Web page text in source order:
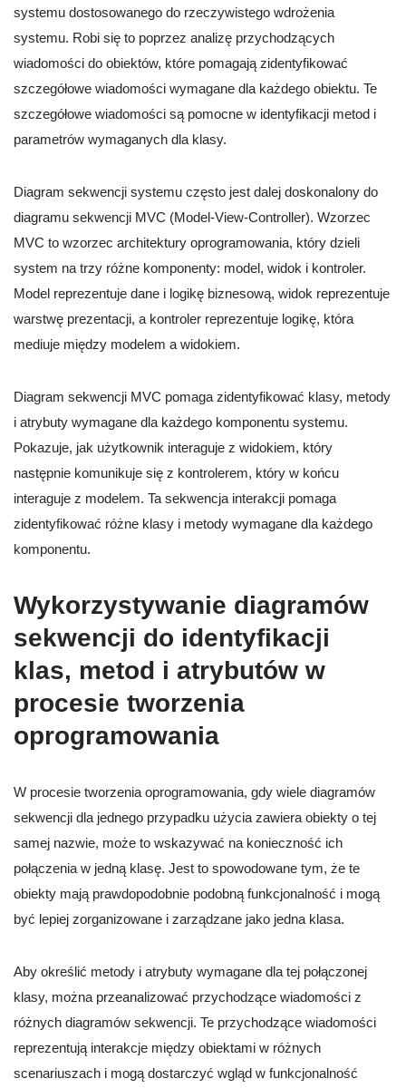
systemu dostosowanego do rzeczywistego wdrożenia
systemu. Robi się to poprzez analizę przychodzących
wiadomości do obiektów, które pomagają zidentyfikować
szczegółowe wiadomości wymagane dla każdego obiektu. Te
szczegółowe wiadomości są pomocne w identyfikacji metod i
parametrów wymaganych dla klasy.
Diagram sekwencji systemu często jest dalej doskonalony do
diagramu sekwencji MVC (Model-View-Controller). Wzorzec
MVC to wzorzec architektury oprogramowania, który dzieli
system na trzy różne komponenty: model, widok i kontroler.
Model reprezentuje dane i logikę biznesową, widok reprezentuje
warstwę prezentacji, a kontroler reprezentuje logikę, która
mediuje między modelem a widokiem.
Diagram sekwencji MVC pomaga zidentyfikować klasy, metody
i atrybuty wymagane dla każdego komponentu systemu.
Pokazuje, jak użytkownik interaguje z widokiem, który
następnie komunikuje się z kontrolerem, który w końcu
interaguje z modelem. Ta sekwencja interakcji pomaga
zidentyfikować różne klasy i metody wymagane dla każdego
komponentu.
Wykorzystywanie diagramów
sekwencji do identyfikacji
klas, metod i atrybutów w
procesie tworzenia
oprogramowania
W procesie tworzenia oprogramowania, gdy wiele diagramów
sekwencji dla jednego przypadku użycia zawiera obiekty o tej
samej nazwie, może to wskazywać na konieczność ich
połączenia w jedną klasę. Jest to spowodowane tym, że te
obiekty mają prawdopodobnie podobną funkcjonalność i mogą
być lepiej zorganizowane i zarządzane jako jedna klasa.
Aby określić metody i atrybuty wymagane dla tej połączonej
klasy, można przeanalizować przychodzące wiadomości z
różnych diagramów sekwencji. Te przychodzące wiadomości
reprezentują interakcje między obiektami w różnych
scenariuszach i mogą dostarczyć wgląd w funkcjonalność